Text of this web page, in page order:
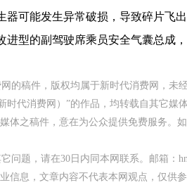
器可能发生异常破损，导致碎片飞
进型的副驾驶席乘员安全气囊总成
的稿件，版权均属于新时代消费网，未
时代消费网）”的作品，均转载自其它
体之稿件，意在为公众提供免费服务。
问题，请在30日内同本网联系。邮箱：
信息，文章内容不代表本网观点，仅供